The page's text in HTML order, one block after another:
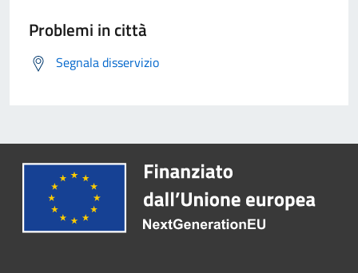
Problemi in città
Segnala disservizio